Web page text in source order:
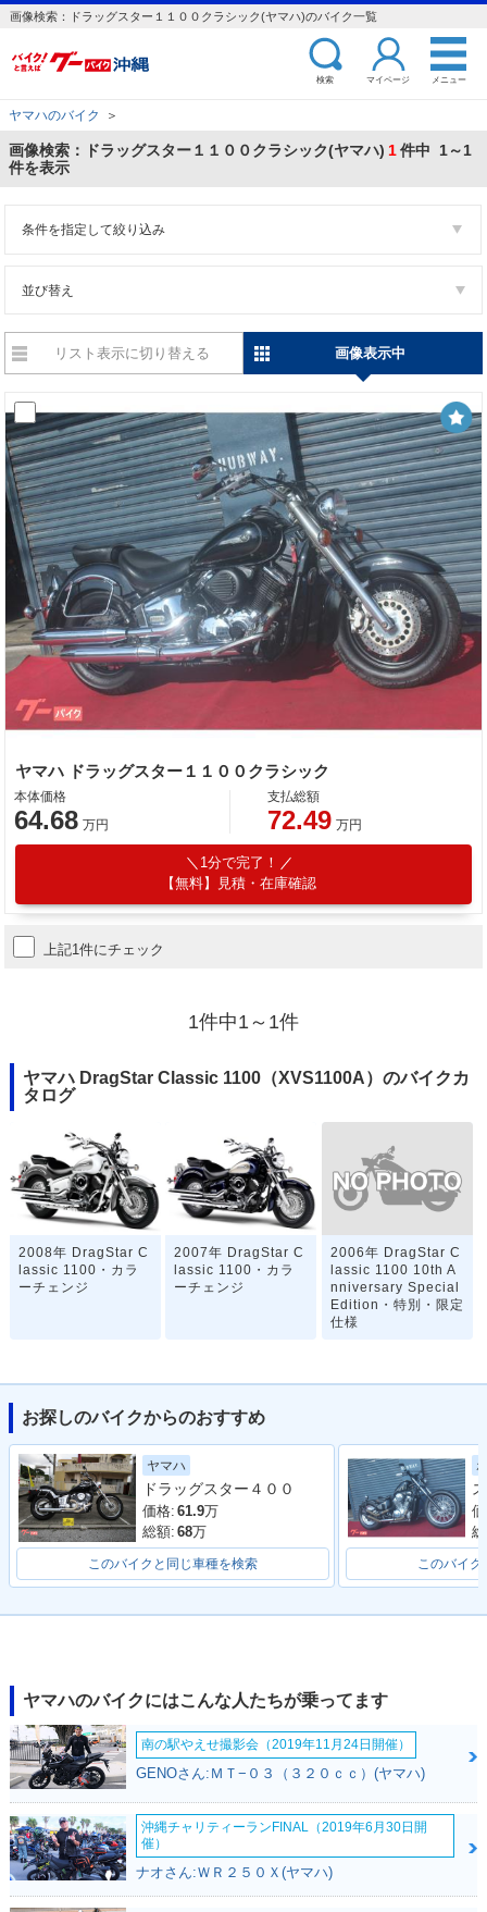
画像検索：ドラッグスター１１００クラシック(ヤマハ)のバイク一覧
検索 マイページ メニュー
ヤマハのバイク ＞
画像検索：ドラッグスター１１００クラシック(ヤマハ) 1件中 1～1
件を表示
条件を指定して絞り込み
並び替え
リスト表示に切り替える 画像表示中
ヤマハ ドラッグスター１１００クラシック
本体価格
64.68 万円
支払総額
72.49 万円
1分で完了！
【無料】見積・在庫確認
上記1件にチェック
1件中1～1件
ヤマハ DragStar Classic 1100（XVS1100A）のバイクカ
タログ
2008年 DragStar C
lassic 1100・カラ
ーチェンジ
2007年 DragStar C
lassic 1100・カラ
ーチェンジ
2006年 DragStar C
lassic 1100 10th A
nniversary Special
Edition・特別・限定
仕様
2006年 DragStar C
lassic 1100・カラ
ーチェンジ
2005年 DragStar C
lassic 1100・マイ
ナーチェンジ
2004年 DragStar C
lassic 1100・カラ
ーチェンジ
lassic 1100・マイ
ナーチェンジ
2002年 DragStar C
lassic 1100・カラ
lassic 1100・新登
お探しのバイクからのおすすめ
ヤマハ
ドラッグスター４００
価格: 61.9万
総額: 68万
このバイクと同じ車種を検索 このバイク
ヤマハのバイクにはこんな人たちが乗ってます
南の駅やえせ撮影会（2019年11月24日開催）
GENOさん:ＭＴ−０３（３２０ｃｃ）(ヤマハ)
沖縄チャリティーランFINAL（2019年6月30日開
催）
ナオさん:ＷＲ２５０Ｘ(ヤマハ)